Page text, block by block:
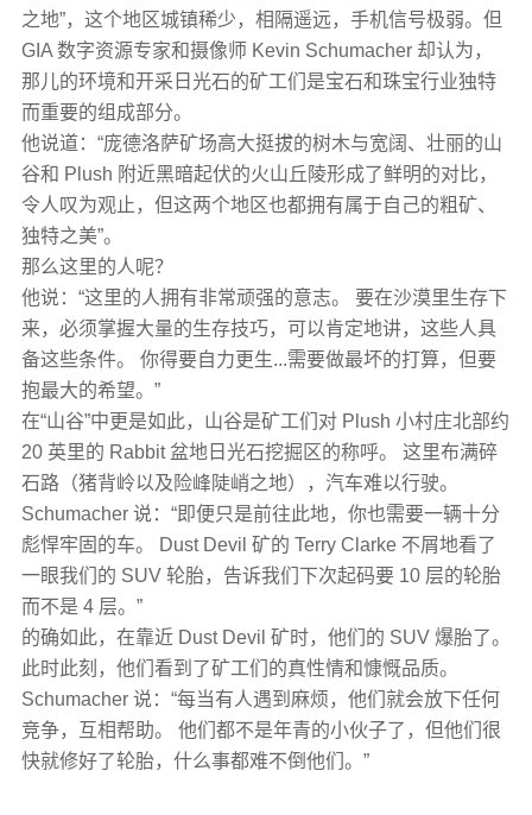
之地”，这个地区城镇稀少，相隔遥远，手机信号极弱。但
GIA 数字资源专家和摄像师 Kevin Schumacher 却认为，
那儿的环境和开采日光石的矿工们是宝石和珠宝行业独特
而重要的组成部分。
他说道：“庞德洛萨矿场高大挺拔的树木与宽阔、壮丽的山
谷和 Plush 附近黑暗起伏的火山丘陵形成了鲜明的对比，
令人叹为观止，但这两个地区也都拥有属于自己的粗矿、
独特之美”。
那么这里的人呢？
他说：“这里的人拥有非常顽强的意志。 要在沙漠里生存下
来，必须掌握大量的生存技巧，可以肯定地讲，这些人具
备这些条件。 你得要自力更生...需要做最坏的打算，但要
抱最大的希望。”
在“山谷”中更是如此，山谷是矿工们对 Plush 小村庄北部约
20 英里的 Rabbit 盆地日光石挖掘区的称呼。 这里布满碎
石路（猪背岭以及险峰陡峭之地），汽车难以行驶。
Schumacher 说：“即便只是前往此地，你也需要一辆十分
彪悍牢固的车。 Dust Devil 矿的 Terry Clarke 不屑地看了
一眼我们的 SUV 轮胎，告诉我们下次起码要 10 层的轮胎
而不是 4 层。”
的确如此，在靠近 Dust Devil 矿时，他们的 SUV 爆胎了。
此时此刻，他们看到了矿工们的真性情和慷慨品质。
Schumacher 说：“每当有人遇到麻烦，他们就会放下任何
竞争，互相帮助。 他们都不是年青的小伙子了，但他们很
快就修好了轮胎，什么事都难不倒他们。”